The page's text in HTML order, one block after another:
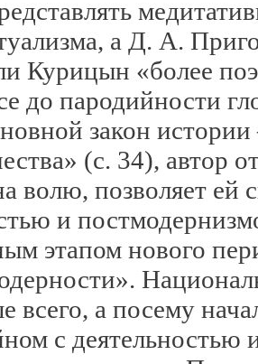
а Д. А.
«более
до пародийности
закон
(с. 34), автор
волю, позволяет ей
и
этапом нового
всего, а посему
с деятельностью